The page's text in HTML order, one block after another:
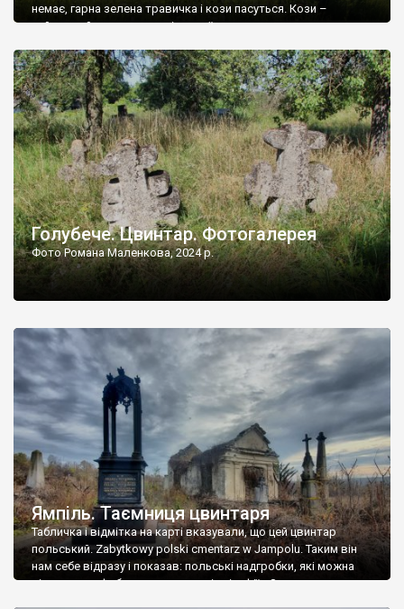
немає, гарна зелена травичка і кози пасуться. Кози –
найкращий регулятор шкідливої, для старих кладовищ,
бруньками, кози ті бруньки обгризають, бо то улюблений
делікатес. На цвинтарі у Голубечому ціла колекція
різноманітних форм хрестів. Село відносно невелике, […]
Голубече. Цвинтар. Фотогалерея
Фото Романа Маленкова, 2024 р.
Ямпіль. Таємниця цвинтаря
Табличка і відмітка на карті вказували, що цей цвинтар
польський. Zabytkowy polski cmentarz w Jampolu. Таким він
нам себе відразу і показав: польські надгробки, які можна
віднести до фабричних, польські епітафії… Загалом цвинтар